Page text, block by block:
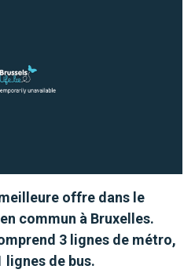
offre dans le
commun à Bruxelles.
3 lignes de métro,
lignes de bus.